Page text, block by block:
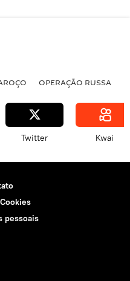
OPERAÇÃO RUSSA
Twitter Kwai
pessoais